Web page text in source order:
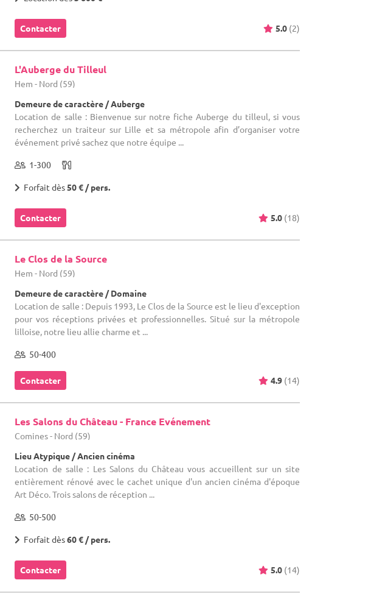
Contacter 5.0 (2)
L'Auberge du Tilleul
Hem - Nord (59)
Demeure de caractère / Auberge
Location de salle : Bienvenue sur notre fiche Auberge du tilleul, si vous
recherchez un traiteur sur Lille et sa métropole afin d’organiser votre
événement privé sachez que notre équipe ...
1-300
Forfait dès50 € / pers.
Contacter 5.0 (18)
Le Clos de la Source
Hem - Nord (59)
Demeure de caractère / Domaine
Location de salle : Depuis 1993, Le Clos de la Source est le lieu d'exception
pour vos réceptions privées et professionnelles. Situé sur la métropole
lilloise, notre lieu allie charme et ...
50-400
Contacter 4.9 (14)
Les Salons du Château - France Evénement
Comines - Nord (59)
Lieu Atypique / Ancien cinéma
Location de salle : Les Salons du Château vous accueillent sur un site
entièrement rénové avec le cachet unique d'un ancien cinéma d'époque
Art Déco. Trois salons de réception ...
50-500
Forfait dès60 € / pers.
Contacter 5.0 (14)